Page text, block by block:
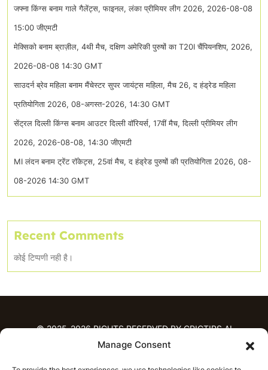
Manage Consent
जफ्ना किंग्स बनाम गाले गैलेंट्स, फाइनल, लंका प्रीमियर लीग 2026, 2026-08-08
15:00 जीएमटी
मेक्सिको बनाम ब्राज़ील, 4थी मैच, दक्षिण अमेरिकी पुरुषों का T20I चैंपियनशिप, 2026,
2026-08-08 14:30 GMT
साउदर्न ब्रेव महिला बनाम मैंचेस्टर सुपर जायंट्स महिला, मैच 26, द हंड्रेड महिला
प्रतियोगिता 2026, 08-अगस्त-2026, 14:30 GMT
सेंट्रल दिल्ली किंग्स बनाम आउटर दिल्ली वॉरियर्स, 17वीं मैच, दिल्ली प्रीमियर लीग
2026, 2026-08-08, 14:30 जीएमटी
MI लंदन बनाम ट्रेंट रॉकेट्स, 25वां मैच, द हंड्रेड पुरुषों की प्रतियोगिता 2026, 08-
08-2026 14:30 GMT
Recent Comments
कोई टिप्पणी नही है।
© 2025-2026 RIGHTS RESERVED BY CRICTIPS.AI